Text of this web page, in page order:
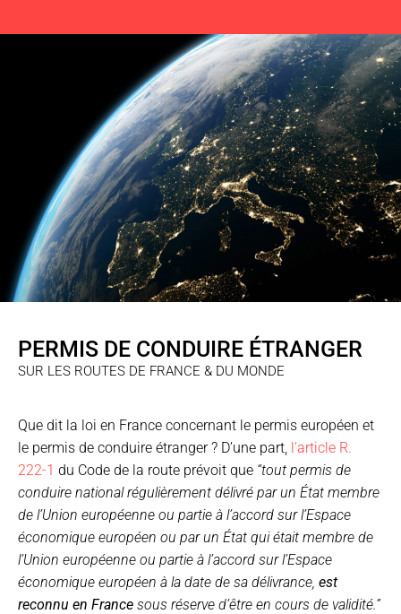
PERMIS DE CONDUIRE ÉTRANGER
SUR LES ROUTES DE FRANCE & DU MONDE
Que dit la loi en France concernant le permis européen et
le permis de conduire étranger ? D’une part, l’article R.
222-1 du Code de la route prévoit que “tout permis de
conduire national régulièrement délivré par un État membre
de l’Union européenne ou partie à l’accord sur l’Espace
économique européen ou par un État qui était membre de
l’Union européenne ou partie à l’accord sur l’Espace
économique européen à la date de sa délivrance, est
reconnu en France sous réserve d’être en cours de validité.”